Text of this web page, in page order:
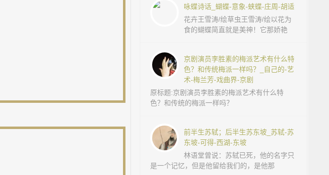
咏蝶诗话_蝴蝶-意象-蛱蝶-庄周-胡适
花卉王雪涛/绘草虫王雪涛/绘以花为
食的蝴蝶简直就是美神！它那娇艳
京剧演员李胜素的梅派艺术有什么特
色？和传统梅派一样吗？_自己的-艺
术-梅兰芳-戏曲界-京剧
原标题:京剧演员李胜素的梅派艺术有什么特
色？和传统的梅派一样吗？
前半生苏轼；后半生苏东坡_苏轼-苏
东坡-可得-西湖-东坡
林语堂曾说：苏轼已死，他的名字只
是一个记忆，但是他留给我们的，是他那